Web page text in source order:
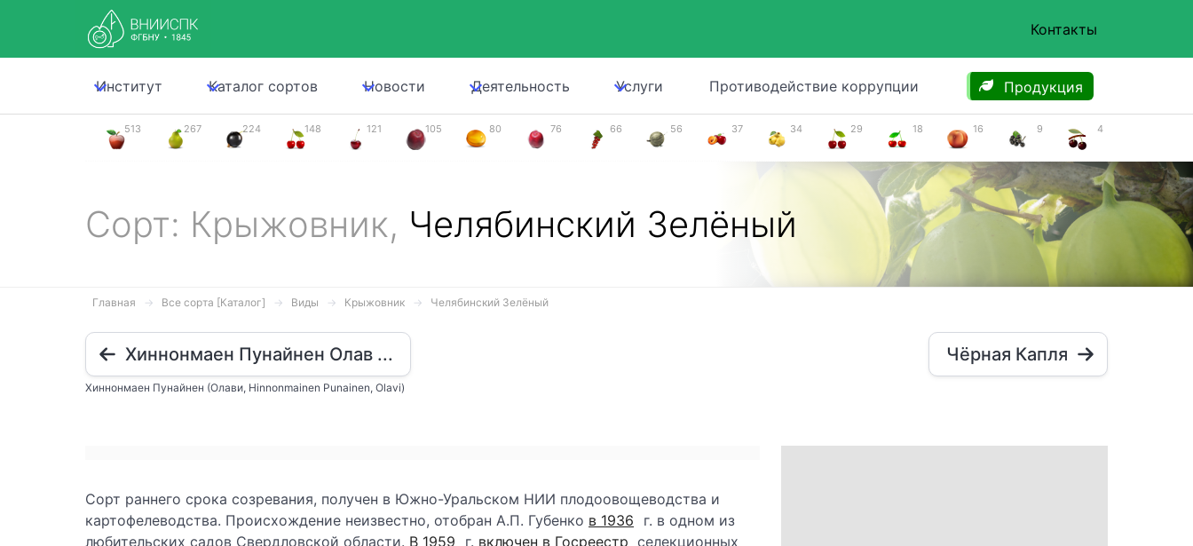
Контакты
Институт Каталог сортов Новости Деятельность Услуги Противодействие коррупции Продукция
513 267 224 148 121 105 80 76 66 56 37 34 29 18 16 9 4
Сорт: Крыжовник, Челябинский Зелёный
Главная Все сорта [Каталог] Виды Крыжовник Челябинский Зелёный
Хиннонмаен Пунайнен Олав ...
Хиннонмаен Пунайнен (Олави, Hinnonmainen Punainen, Olavi)
Чёрная Капля
Сорт раннего срока созревания, получен в Южно-Уральском НИИ плодоовощеводства и
картофелеводства. Происхождение неизвестно, отобран А.П. Губенко в 1936
г. в одном из
любительских садов Свердловской области. В 1959 г. включен в Госреестр селекционных